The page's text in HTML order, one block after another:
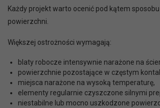
Każdy projekt warto ocenić pod kątem
powierzchni.
Większej ostrożności wymagają:
blaty robocze intensywnie narażone na
powierzchnie pozostające w częstym
miejsca narażone na wysoką temperaturę,
elementy regularnie czyszczone silnymi
niestabilne lub mocno uszkodzone